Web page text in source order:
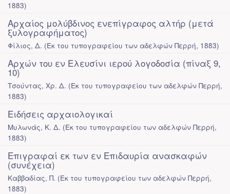
1883)
Αρχαίος μολύβδινος ενεπίγραφος αλτήρ (μετά
ξυλογραφήματος)
Φίλιος, Δ. (Εκ του τυπογραφείου των αδελφών Περρή, 1883)
Αρχών του εν Ελευσίνι ιερού λογοδοσία (πίναξ 9,
10)
Τσούντας, Χρ. Δ. (Εκ του τυπογραφείου των αδελφών Περρή,
1883)
Ειδήσεις αρχαιολογικαί
Μυλωνάς, Κ. Δ. (Εκ του τυπογραφείου των αδελφών Περρή,
1883)
Επιγραφαί εκ των εν Επιδαυρία ανασκαφών
(συνέχεια)
Καββαδίας, Π. (Εκ του τυπογραφείου των αδελφών Περρή,
1883)